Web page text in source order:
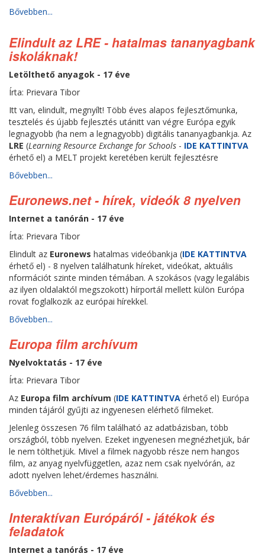
Bővebben...
Elindult az LRE - hatalmas tananyagbank
iskoláknak!
Letölthető anyagok - 17 éve
Írta: Prievara Tibor
Itt van, elindult, megnyílt! Több éves alapos fejlesztőmunka,
tesztelés és újabb fejlesztés utánitt van végre Európa egyik
legnagyobb (ha nem a legnagyobb) digitális tananyagbankja. Az
LRE (Learning Resource Exchange for Schools - IDE KATTINTVA
érhető el) a MELT projekt keretében került fejlesztésre
Bővebben...
Euronews.net - hírek, videók 8 nyelven
Internet a tanórán - 17 éve
Írta: Prievara Tibor
Elindult az Euronews hatalmas videóbankja (IDE KATTINTVA
érhető el) - 8 nyelven találhatunk híreket, videókat, aktuális
nformációt szinte minden témában. A szokásos (vagy legalábis
az ilyen oldalaktól megszokott) hírportál mellett külön Európa
rovat foglalkozik az európai hírekkel.
Bővebben...
Europa film archívum
Nyelvoktatás - 17 éve
Írta: Prievara Tibor
Az Europa film archívum (IDE KATTINTVA érhető el) Európa
minden tájáról gyűjti az ingyenesen elérhető filmeket.
Jelenleg összesen 76 film található az adatbázisban, több
országból, több nyelven. Ezeket ingyenesen megnézhetjük, bár
le nem tölthetjük. Mivel a filmek nagyobb része nem hangos
film, az anyag nyelvfüggetlen, azaz nem csak nyelvórán, az
adott nyelven lehet/érdemes használni.
Bővebben...
Interaktívan Európáról - játékok és
feladatok
Internet a tanórás - 17 éve